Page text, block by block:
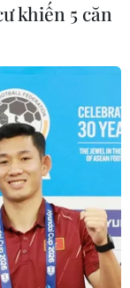
giai đoạn 1
khiến 5 căn